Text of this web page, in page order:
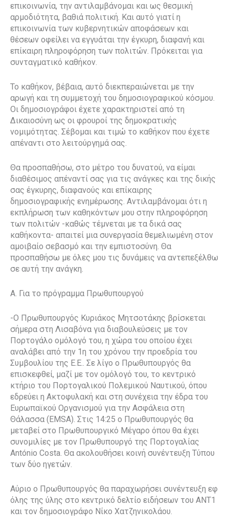
επικοινωνία, την αντιλαμβάνομαι και ως θεσμική
αρμοδιότητα, βαθιά πολιτική. Και αυτό γιατί η
επικοινωνία των κυβερνητικών αποφάσεων και
θέσεων οφείλει να εγγυάται την έγκυρη, διαφανή και
επίκαιρη πληροφόρηση των πολιτών. Πρόκειται για
συνταγματικό καθήκον.
Το καθήκον, βέβαια, αυτό διεκπεραιώνεται με την
αρωγή και τη συμμετοχή του δημοσιογραφικού κόσμου.
Οι δημοσιογράφοι έχετε χαρακτηριστεί από τη
Δικαιοσύνη ως οι φρουροί της δημοκρατικής
νομιμότητας. Σέβομαι και τιμώ το καθήκον που έχετε
απέναντι στο λειτούργημά σας.
Θα προσπαθήσω, στο μέτρο του δυνατού, να είμαι
διαθέσιμος απέναντί σας για τις ανάγκες και της δικής
σας έγκυρης, διαφανούς και επίκαιρης
δημοσιογραφικής ενημέρωσης. Αντιλαμβάνομαι ότι η
εκπλήρωση των καθηκόντων μου στην πληροφόρηση
των πολιτών -καθώς τέμνεται με τα δικά σας
καθήκοντα- απαιτεί μια συνεργασία θεμελιωμένη στον
αμοιβαίο σεβασμό και την εμπιστοσύνη. Θα
προσπαθήσω με όλες μου τις δυνάμεις να αντεπεξέλθω
σε αυτή την ανάγκη.
Α. Για το πρόγραμμα Πρωθυπουργού
-Ο Πρωθυπουργός Κυριάκος Μητσοτάκης βρίσκεται
σήμερα στη Λισαβόνα για διαβουλεύσεις με τον
Πορτογάλο ομόλογό του, η χώρα του οποίου έχει
αναλάβει από την 1η του χρόνου την προεδρία του
Συμβουλίου της Ε.Ε.. Σε λίγο ο Πρωθυπουργός θα
επισκεφθεί, μαζί με τον ομόλογό του, το κεντρικό
κτήριο του Πορτογαλικού Πολεμικού Ναυτικού, όπου
εδρεύει η Ακτοφυλακή και στη συνέχεια την έδρα του
Ευρωπαϊκού Οργανισμού για την Ασφάλεια στη
Θάλασσα (EMSA). Στις 14:25 ο Πρωθυπουργός θα
μεταβεί στο Πρωθυπουργικό Μέγαρο όπου θα έχει
συνομιλίες με τον Πρωθυπουργό της Πορτογαλίας
António Costa. Θα ακολουθήσει κοινή συνέντευξη Τύπου
των δύο ηγετών.
Αύριο ο Πρωθυπουργός θα παραχωρήσει συνέντευξη εφ
όλης της ύλης στο κεντρικό δελτίο ειδήσεων του ANT1
και τον δημοσιογράφο Νίκο Χατζηνικολάου.